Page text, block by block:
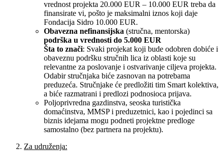
vrednost projekta 20.000 EUR – 10.000 EUR treba da
finansirate vi, pošto je maksimalni iznos koji daje
Fondacija Sidro 10.000 EUR.
Obavezna nefinansijska (stručna, mentorska)
podrška u vrednosti do 5.000 EUR
Šta to znači: Svaki projekat koji bude odobren dobiće i
obaveznu podršku stručnih lica iz oblasti koje su
relevantne za poslovanje i ostvarivanje ciljeva projekta.
Odabir stručnjaka biće zasnovan na potrebama
preduzeća. Stručnjake će predložiti tim Smart kolektiva,
a biće razmatrani i predlozi podnosioca prijava.
Poljoprivredna gazdinstva, seoska turistička
domaćinstva, MMSP i preduzetnici, kao i pojedinci sa
biznis idejama mogu podneti projektne predloge
samostalno (bez partnera na projektu).
Za udruženja: